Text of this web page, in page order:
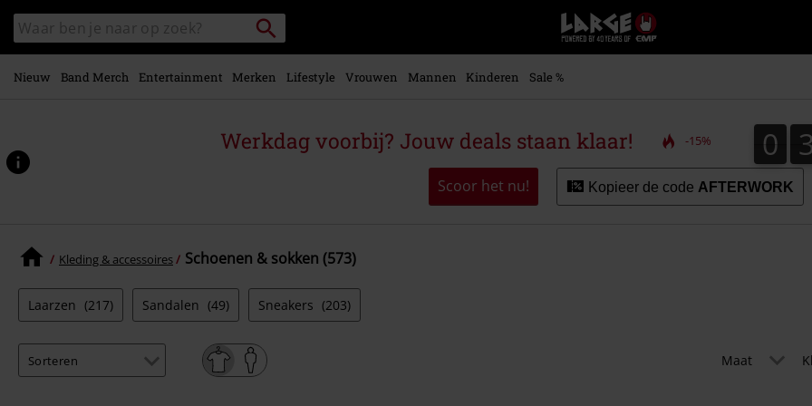
naar
hoofdinhoud
Zoek
in
catalogus
Packstation
zoeken
Large
–
Muziek-,
+
kleding
Nieuw Band Merch Entertainment Merken Lifestyle Vrouwen Mannen Kinderen Sale %
Werkdag voorbij? Jouw deals staan klaar! -15% 0
0 3
3
Scoor het nu! Kopieer de code AFTERWORK
Kleding & accessoires Schoenen & sokken (573)
Laarzen (217) Sandalen (49) Sneakers (203)
Maat